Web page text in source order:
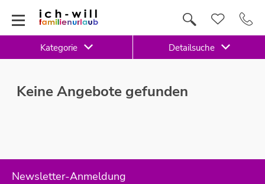
Kategorie Detailsuche
Keine Angebote gefunden
Newsletter-Anmeldung